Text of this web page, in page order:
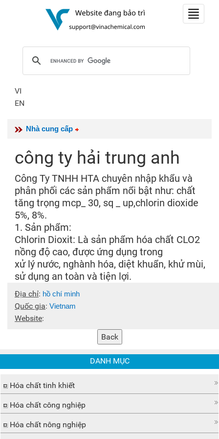
Toggle
VI
EN
Nhà cung cấp
công ty hải trung anh
Công Ty TNHH HTA chuyên nhập khẩu và
phân phối các sản phẩm nổi bật như: chất
tăng trọng mcp_ 30, sq _ up,chlorin dioxide
5%, 8%.
1. Sản phẩm:
Chlorin Dioxit: Là sản phẩm hóa chất CLO2
nồng độ cao, được ứng dụng trong
xử lý nước, nghành hóa, diệt khuẩn, khử mùi,
sử dụng an toàn và tiện lợi.
Địa chỉ: hồ chí minh
Quốc gia: Vietnam
Website:
DANH MỤC
Hóa chất tinh khiết
Hóa chất công nghiệp
Hóa chất nông nghiệp